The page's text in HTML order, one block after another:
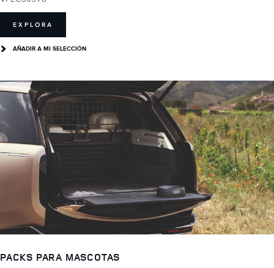
EXPLORA
AÑADIR A MI SELECCIÓN
PACKS PARA MASCOTAS